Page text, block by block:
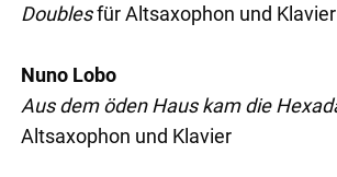
Doublesfür Altsaxophon und Klavier
Nuno Lobo
Aus dem öden Haus kam die
Altsaxophon und Klavier